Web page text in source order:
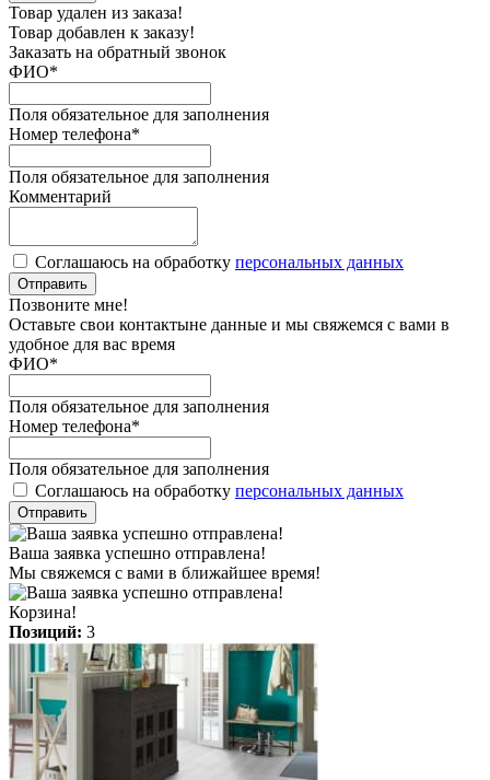
Товар удален из заказа!
Товар добавлен к заказу!
Заказать на обратный звонок
ФИО*
Поля обязательное для заполнения
Номер телефона*
Поля обязательное для заполнения
Комментарий
Соглашаюсь на обработку персональных данных
Отправить
Позвоните мне!
Оставьте свои контактыне данные и мы свяжемся с вами в
удобное для вас время
ФИО*
Поля обязательное для заполнения
Номер телефона*
Поля обязательное для заполнения
Соглашаюсь на обработку персональных данных
Отправить
Ваша заявка успешно отправлена!
Мы свяжемся с вами в ближайшее время!
Корзина!
Позиций: 3